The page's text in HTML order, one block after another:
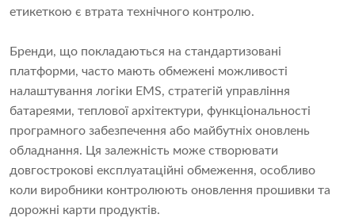
етикеткою є втрата технічного контролю.
Бренди, що покладаються на стандартизовані
платформи, часто мають обмежені можливості
налаштування логіки EMS, стратегій управління
батареями, теплової архітектури, функціональності
програмного забезпечення або майбутніх оновлень
обладнання. Ця залежність може створювати
довгострокові експлуатаційні обмеження, особливо
коли виробники контролюють оновлення прошивки та
дорожні карти продуктів.